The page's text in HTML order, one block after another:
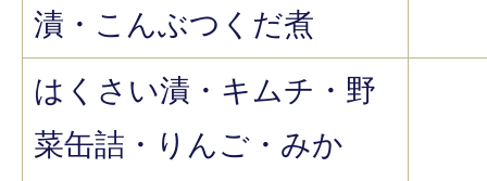
漬・こんぶつくだ煮
はくさい漬・キムチ・野
菜缶詰・りんご・みか